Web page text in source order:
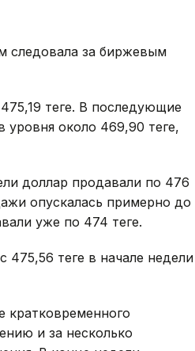
следовала за биржевым
теңге. В последующие
около 469,90 теңге,
доллар продавали по 476
опускалась примерно до
уже по 474 теңге.
теңге в начале недели
кратковременного
и за несколько